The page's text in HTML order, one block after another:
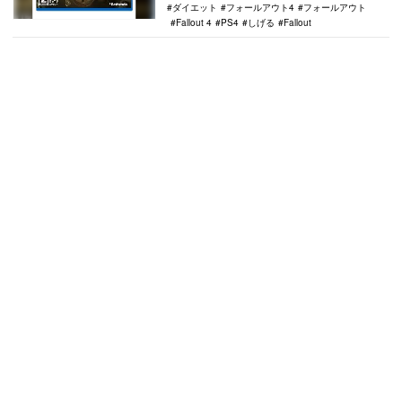
ダイエット
フォールアウト4
フォールアウト
Fallout 4
PS4 しげる Fallout